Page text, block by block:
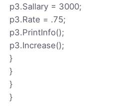
p3.Sallary = 3000;
p3.Rate = .75;
p3.PrintInfo();
p3.Increase();
}
}
}
}